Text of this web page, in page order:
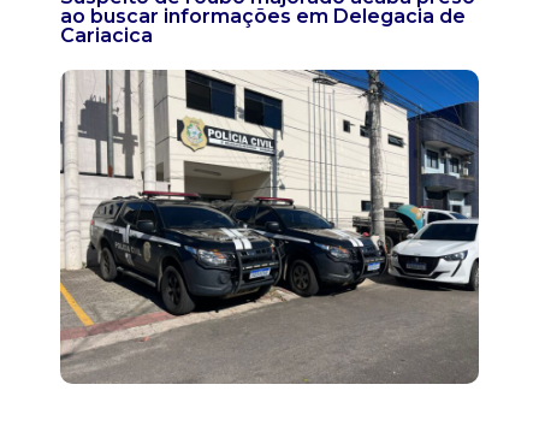
ao buscar informações em Delegacia de
Cariacica